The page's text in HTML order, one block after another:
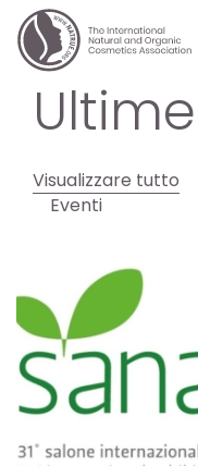
Visualizzare tutto
Eventi